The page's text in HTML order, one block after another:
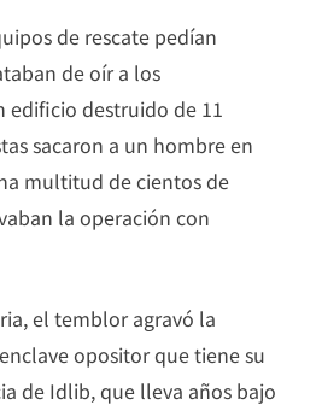
de rescate pedían
de oír a los
edificio destruido de 11
sacaron a un hombre en
multitud de cientos de
la operación con
el temblor agravó la
opositor que tiene su
de Idlib, que lleva años bajo